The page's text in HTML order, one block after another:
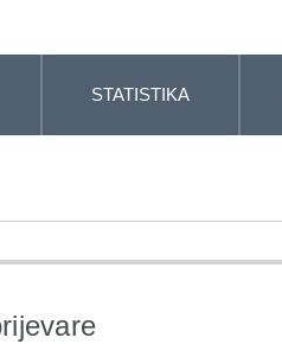
STATISTIKA